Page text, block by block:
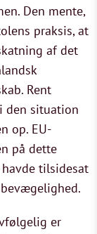
Den mente,
praksis, at
af det
Rent
den situation
op. EU-
på dette
tilsidesat
er